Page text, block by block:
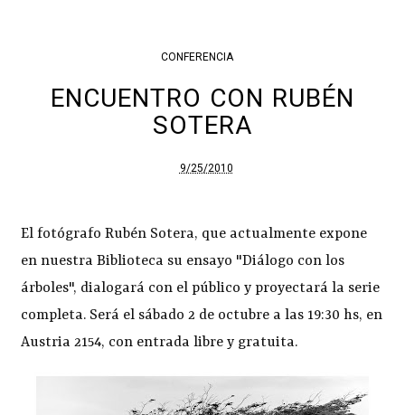
CONFERENCIA
ENCUENTRO CON RUBÉN
SOTERA
9/25/2010
El fotógrafo Rubén Sotera, que actualmente expone
en nuestra Biblioteca su ensayo "Diálogo con los
árboles", dialogará con el público y proyectará la serie
completa. Será el sábado 2 de octubre a las 19:30 hs, en
Austria 2154, con entrada libre y gratuita.